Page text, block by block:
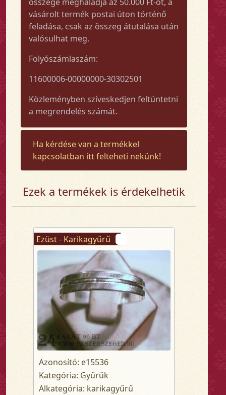
vásárolt termék postai úton történő
feladása, csak az összeg átutalása után
valósulhat meg.
Folyószámlaszám:
11600006-00000000-30302501
Közleményben szíveskedjen feltüntetni
a megrendelés számát.
Ha kérdése van a termékkel
kapcsolatban itt felteheti nekünk!
Ezek a termékek is érdekelhetik
Ezüst - Karikagyűrű
Azonosító: e15536
Kategória: Gyűrűk
Alkategória: karikagyűrű